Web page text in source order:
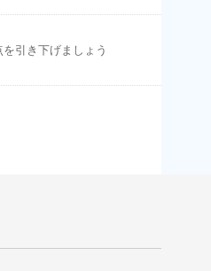
引き下げましょう